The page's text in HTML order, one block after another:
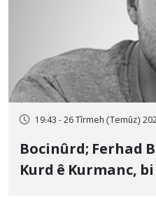
19:43 - 26 Tîrmeh (Temûz)
Bocinûrd; Ferhad
Kurd ê Kurmanc,